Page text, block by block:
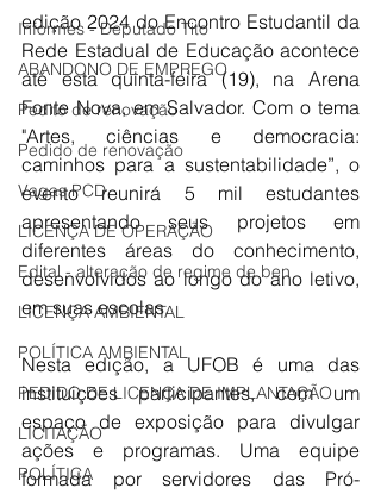
Informes - Deputado Tito
ABANDONO DE EMPREGO
Pedito de renovação
Pedido de renovação
Vagas PCD
LICENÇA DE OPERAÇÃO
Edital - alteração de regime de ben
LICENÇA AMBIENTAL
POLÍTICA AMBIENTAL
PEDIDO DE LICENÇA DE IMPLANTAÇÃO
LICITAÇÃO
POLÍTICA
edição 2024 do Encontro Estudantil da
Rede Estadual de Educação acontece
até esta quinta-feira (19), na Arena
Fonte Nova, em Salvador. Com o tema
"Artes, ciências e democracia:
caminhos para a sustentabilidade”, o
evento reunirá 5 mil estudantes
apresentando seus projetos em
diferentes áreas do conhecimento,
desenvolvidos ao longo do ano letivo,
em suas escolas.
Nesta edição, a UFOB é uma das
instituições participantes, com um
espaço de exposição para divulgar
ações e programas. Uma equipe
formada por servidores das Pró-